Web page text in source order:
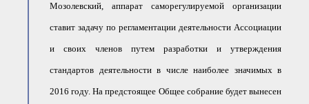
Мозолевский, аппарат саморегулируемой организации
ставит задачу по регламентации деятельности Ассоциации
и своих членов путем разработки и утверждения
стандартов деятельности в числе наиболее значимых в
2016 году. На предстоящее Общее собрание будет вынесен